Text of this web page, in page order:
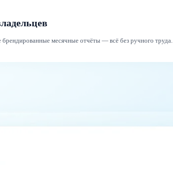
брендированные месячные отчёты — всё без ручного труда.